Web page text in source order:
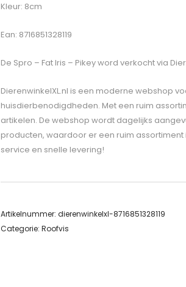
Kleur: 8cm
Ean: 8716851328119
De Spro – Fat Iris – Pikeyword verkocht via
DierenwinkelXL.nl is een moderne webshop
huisdierbenodigdheden. Met een ruim
artikelen. De webshop wordt dagelijks
producten, waardoor er een ruim
service en snelle levering!
Artikelnummer: dierenwinkelxl-8716851328119
Categorie: Roofvis